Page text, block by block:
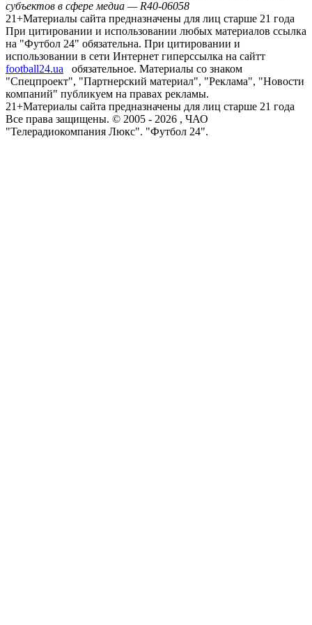
субъектов в сфере медиа — R40-06058
21+Материалы сайта предназначены для лиц старше 21 года
При цитировании и использовании любых материалов ссылка
на "Футбол 24" обязательна. При цитировании и
использовании в сети Интернет гиперссылка на сайтт
football24.ua
обязательное. Материалы со знаком
"Спецпроект", "Партнерский материал", "Реклама", "Новости
компаний" публикуем на правах рекламы.
21+Материалы сайта предназначены для лиц старше 21 года
Все права защищены. © 2005 - 2026 , ЧАО
"Телерадиокомпания Люкс". "Футбол 24".